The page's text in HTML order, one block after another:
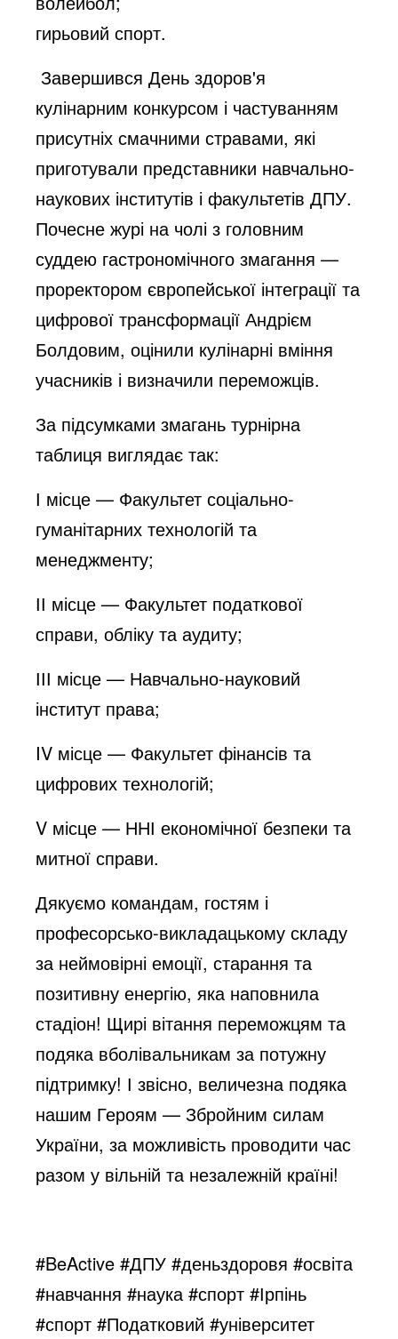
гирьовий спорт.
Завершився День здоров'я
кулінарним конкурсом і частуванням
присутніх смачними стравами, які
приготували представники навчально-
наукових інститутів і факультетів ДПУ.
Почесне журі на чолі з головним
суддею гастрономічного змагання —
проректором європейської інтеграції та
цифрової трансформації Андрієм
Болдовим, оцінили кулінарні вміння
учасників і визначили переможців.
За підсумками змагань турнірна
таблиця виглядає так:
І місце — Факультет соціально-
гуманітарних технологій та
менеджменту;
ІІ місце — Факультет податкової
справи, обліку та аудиту;
ІІІ місце — Навчально-науковий
інститут права;
IV місце — Факультет фінансів та
цифрових технологій;
V місце — ННІ економічної безпеки та
митної справи.
Дякуємо командам, гостям і
професорсько-викладацькому складу
за неймовірні емоції, старання та
позитивну енергію, яка наповнила
стадіон! Щирі вітання переможцям та
подяка вболівальникам за потужну
підтримку! І звісно, величезна подяка
нашим Героям — Збройним силам
України, за можливість проводити час
разом у вільній та незалежній країні!
#BeActive #ДПУ #деньздоровя #освіта
#навчання #наука #спорт #Ірпінь
#спорт #Податковий #університет